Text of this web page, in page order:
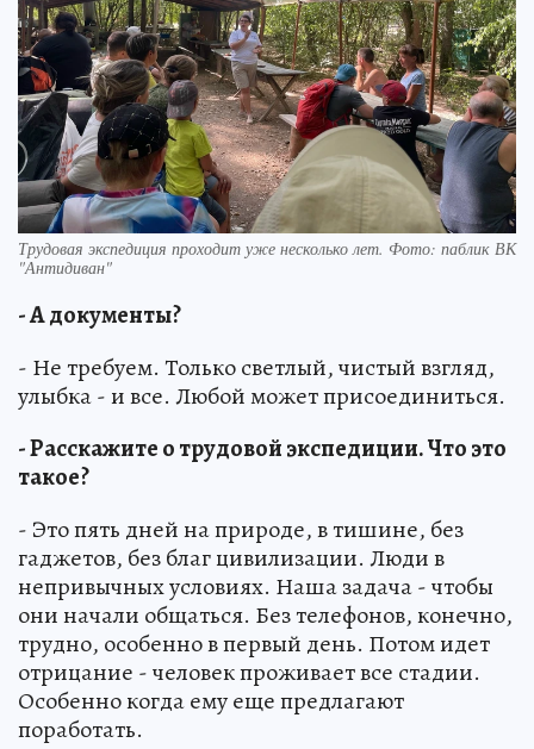
Трудовая экспедиция проходит уже несколько лет. Фото: паблик ВК
"Антидиван"
- А документы?
- Не требуем. Только светлый, чистый взгляд,
улыбка - и все. Любой может присоединиться.
- Расскажите о трудовой экспедиции. Что это
такое?
- Это пять дней на природе, в тишине, без
гаджетов, без благ цивилизации. Люди в
непривычных условиях. Наша задача - чтобы
они начали общаться. Без телефонов, конечно,
трудно, особенно в первый день. Потом идет
отрицание - человек проживает все стадии.
Особенно когда ему еще предлагают
поработать.